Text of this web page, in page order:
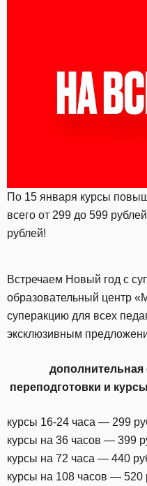
По 15 января курсы
всего от 299 до 599
рублей!
Встречаем Новый год с
образовательный центр
суперакцию для всех
эксклюзивным
дополнительная
переподготовки и
курсы 16-24 часа — 299
курсы на 36 часов — 399
курсы на 72 часа — 440
курсы на 108 часов — 520